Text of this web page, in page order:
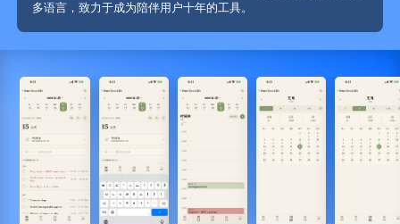
多语言，致力于成为陪伴用户十年的工具。